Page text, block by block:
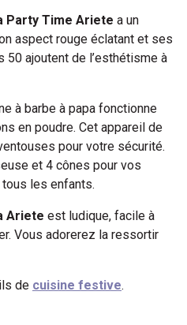
Party Time Ariete a un
aspect rouge éclatant et ses
ajoutent de l’esthétisme à
à barbe à papa fonctionne
en poudre. Cet appareil de
pour votre sécurité.
et 4 cônes pour vos
tous les enfants.
Ariete est ludique, facile à
Vous adorerez la ressortir
de cuisine festive.